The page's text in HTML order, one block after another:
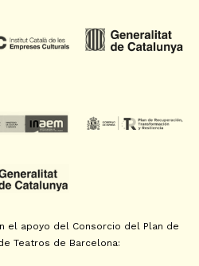
el apoyo del Consorcio del Plan de
Teatros de Barcelona: